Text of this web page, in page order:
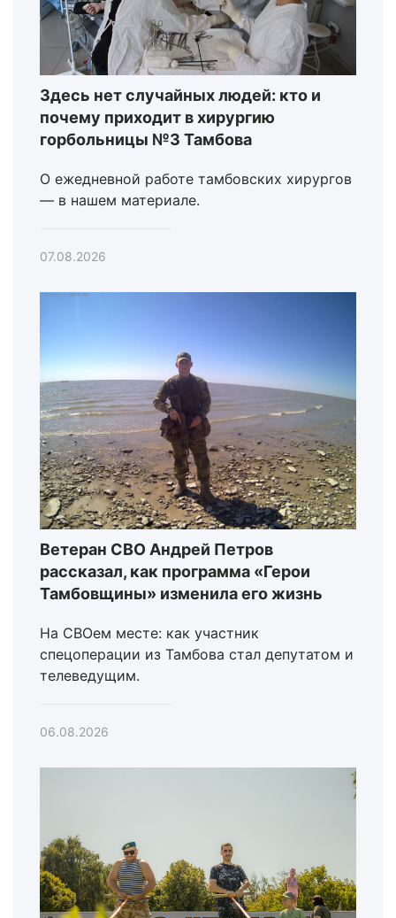
Здесь нет случайных людей: кто и
почему приходит в хирургию
горбольницы №3 Тамбова
О ежедневной работе тамбовских хирургов
— в нашем материале.
07.08.2026
Ветеран СВО Андрей Петров
рассказал, как программа «Герои
Тамбовщины» изменила его жизнь
На СВОем месте: как участник
спецоперации из Тамбова стал депутатом и
телеведущим.
06.08.2026